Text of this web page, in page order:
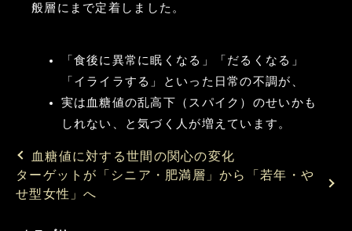
般層にまで定着しました。
「食後に異常に眠くなる」「だるくなる」
「イライラする」といった日常の不調が、
実は血糖値の乱高下（スパイク）のせいかも
しれない、と気づく人が増えています。
血糖値に対する世間の関心の変化
ターゲットが「シニア・肥満層」から「若年・や
せ型女性」へ